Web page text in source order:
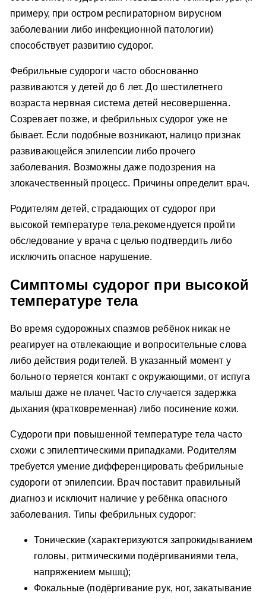
примеру, при остром респираторном вирусном
заболевании либо инфекционной патологии)
способствует развитию судорог.
Фебрильные судороги часто обоснованно
развиваются у детей до 6 лет. До шестилетнего
возраста нервная система детей несовершенна.
Созревает позже, и фебрильных судорог уже не
бывает. Если подобные возникают, налицо признак
развивающейся эпилепсии либо прочего
заболевания. Возможны даже подозрения на
злокачественный процесс. Причины определит врач.
Родителям детей, страдающих от судорог при
высокой температуре тела,рекомендуется пройти
обследование у врача с целью подтвердить либо
исключить опасное нарушение.
Симптомы судорог при высокой
температуре тела
Во время судорожных спазмов ребёнок никак не
реагирует на отвлекающие и вопросительные слова
либо действия родителей. В указанный момент у
больного теряется контакт с окружающими, от испуга
малыш даже не плачет. Часто случается задержка
дыхания (кратковременная) либо посинение кожи.
Судороги при повышенной температуре тела часто
схожи с эпилептическими припадками. Родителям
требуется умение дифференцировать фебрильные
судороги от эпилепсии. Врач поставит правильный
диагноз и исключит наличие у ребёнка опасного
заболевания. Типы фебрильных судорог:
Тонические (характеризуются запрокидыванием
головы, ритмическими подёргиваниями тела,
напряжением мышц);
Фокальные (подёргивание рук, ног, закатывание